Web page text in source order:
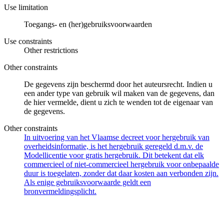
Use limitation
Toegangs- en (her)gebruiksvoorwaarden
Use constraints
Other restrictions
Other constraints
De gegevens zijn beschermd door het auteursrecht. Indien u
een ander type van gebruik wil maken van de gegevens, dan
de hier vermelde, dient u zich te wenden tot de eigenaar van
de gegevens.
Other constraints
In uitvoering van het Vlaamse decreet voor hergebruik van
overheidsinformatie, is het hergebruik geregeld d.m.v. de
Modellicentie voor gratis hergebruik. Dit betekent dat elk
commercieel of niet-commercieel hergebruik voor onbepaalde
duur is toegelaten, zonder dat daar kosten aan verbonden zijn.
Als enige gebruiksvoorwaarde geldt een
bronvermeldingsplicht.